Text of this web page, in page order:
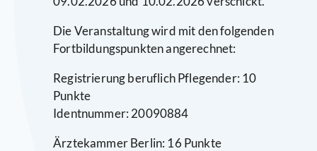
Die Veranstaltung wird mit den folgenden
Fortbildungspunkten angerechnet:
Registrierung beruflich Pflegender: 10
Punkte
Identnummer: 20090884
Ärztekammer Berlin: 16 Punkte